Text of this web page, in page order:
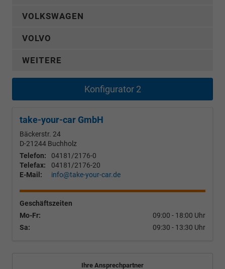
VOLKSWAGEN
VOLVO
WEITERE
Konfigurator 2
take-your-car GmbH
Bäckerstr. 24
D-21244 Buchholz
Telefon:
04181/2176-0
Telefax:
04181/2176-20
E-Mail:
info@take-your-car.de
Geschäftszeiten
Mo-Fr:
09:00 - 18:00 Uhr
Sa:
09:30 - 13:30 Uhr
Ihre Ansprechpartner